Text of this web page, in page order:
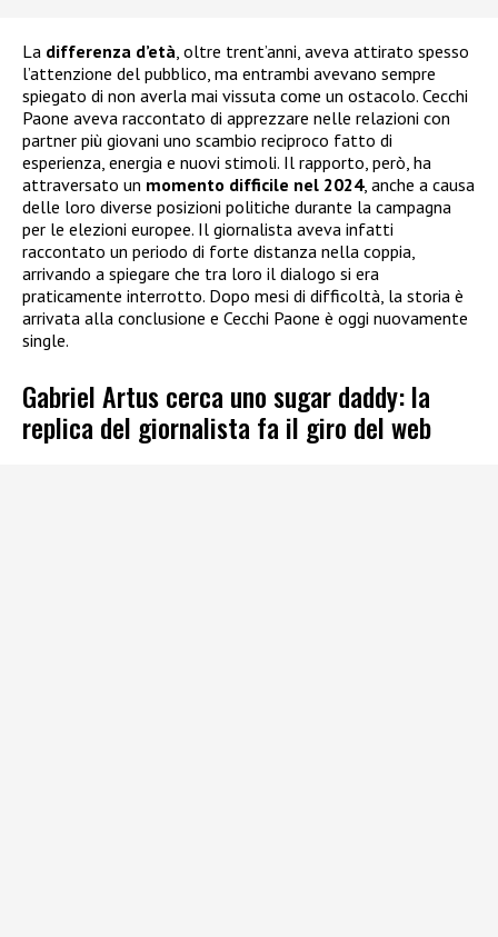
La differenza d’età , oltre trent’anni, aveva attirato spesso
l’attenzione del pubblico, ma entrambi avevano sempre
spiegato di non averla mai vissuta come un ostacolo. Cecchi
Paone aveva raccontato di apprezzare nelle relazioni con
partner più giovani uno scambio reciproco fatto di
esperienza, energia e nuovi stimoli. Il rapporto, però, ha
attraversato un momento difficile nel 2024, anche a causa
delle loro diverse posizioni politiche durante la campagna
per le elezioni europee. Il giornalista aveva infatti
raccontato un periodo di forte distanza nella coppia,
arrivando a spiegare che tra loro il dialogo si era
praticamente interrotto. Dopo mesi di difficoltà, la storia è
arrivata alla conclusione e Cecchi Paone è oggi nuovamente
single.
Gabriel Artus cerca uno sugar daddy: la
replica del giornalista fa il giro del web